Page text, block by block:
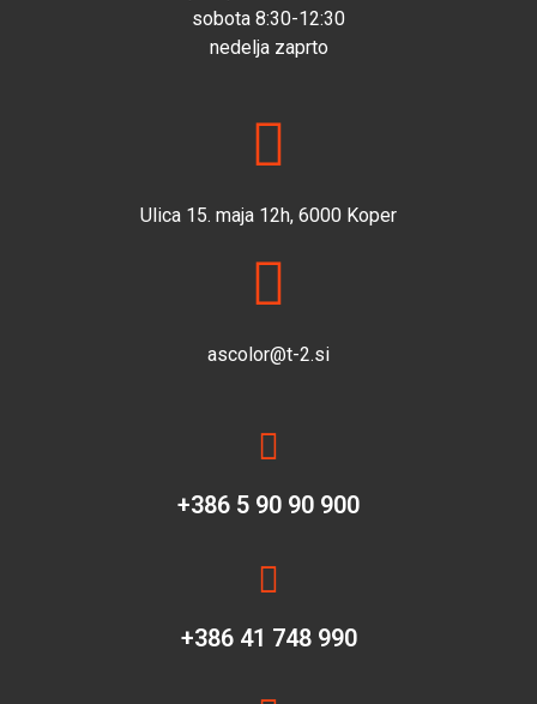
sobota 8:30-12:30
nedelja zaprto
Ulica 15. maja 12h, 6000 Koper
ascolor@t-2.si
+386 5 90 90 900
+386 41 748 990